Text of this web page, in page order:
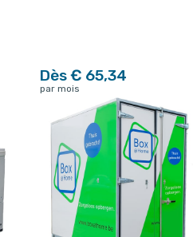
Dès € 65,34
par mois